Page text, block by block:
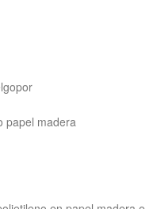
papel madera